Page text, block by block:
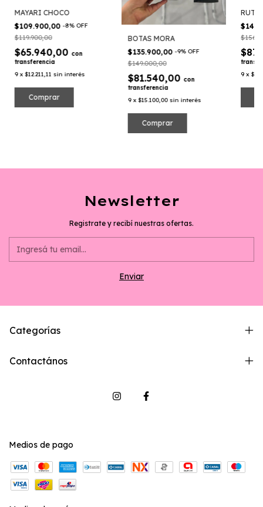
MAYARI CHOCO
$109.900,00-8% OFF
$119.900,00
$65.940,00 con
transferencia
9 x$12.211,11 sin interés
Comprar
BOTAS MORA
$135.900,00-9% OFF
$149.000,00
$81.540,00 con
transferencia
9 x$15.100,00 sin interés
Comprar
RUTH
9 x
Newsletter
Registrate y recibí nuestras ofertas.
Categorías
Contactános
Medios de pago